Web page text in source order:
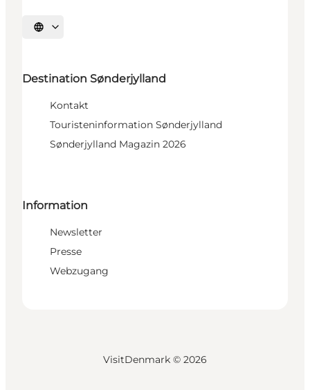
Sprache auswählen
Destination Sønderjylland
Kontakt
Touristeninformation Sønderjylland
Sønderjylland Magazin 2026
Information
Newsletter
Presse
Webzugang
VisitDenmark © 2026